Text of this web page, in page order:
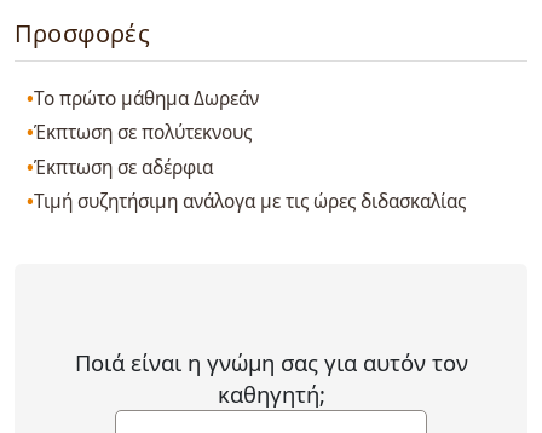
Προσφορές
Το πρώτο μάθημα Δωρεάν
Έκπτωση σε πολύτεκνους
Έκπτωση σε αδέρφια
Τιμή συζητήσιμη ανάλογα με τις ώρες διδασκαλίας
Ποιά είναι η γνώμη σας για αυτόν τον
καθηγητή;